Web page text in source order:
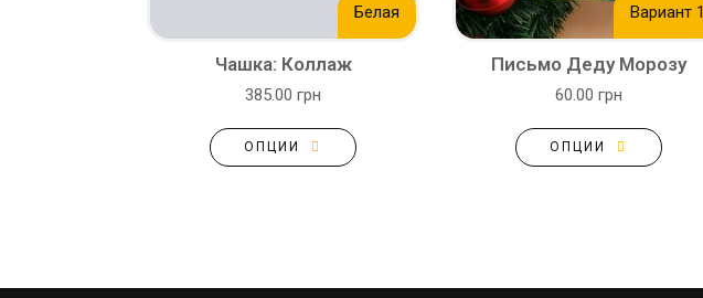
Белая
Чашка: Коллаж
385.00 грн
ОПЦИИ
Вариант 1
Письмо Деду Морозу
60.00 грн
ОПЦИИ